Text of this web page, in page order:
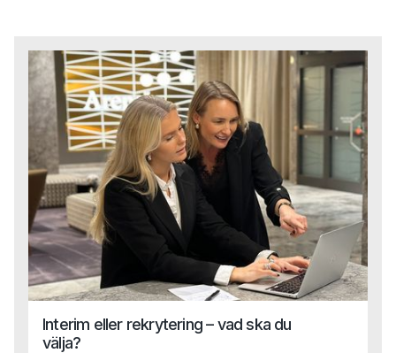
Interim eller rekrytering – vad ska du
välja?